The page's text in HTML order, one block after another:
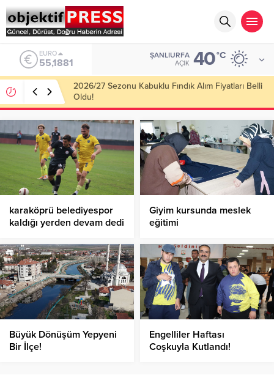
ALTIN
6.660,55
ŞANLIURFA
AÇIK 40°C
Haliliye Belediyesi Her Gün 4 Bin 898 Kişiye Sıcak
Yemek Ulaştırıyor!
karaköprü belediyespor
kaldığı yerden devam dedi
Giyim kursunda meslek
eğitimi
Büyük Dönüşüm Yepyeni
Bir İlçe!
Engelliler Haftası
Coşkuyla Kutlandı!